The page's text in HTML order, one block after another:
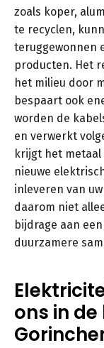
zoals koper,
te recyclen,
teruggewonnen
producten. Het
het milieu door
bespaart ook
worden de
en verwerkt
krijgt het metaal
nieuwe
inleveren van
daarom niet
bijdrage aan
duurzamere
ons in